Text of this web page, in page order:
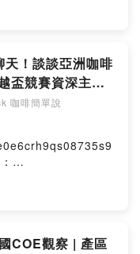
Hosting
！談談亞洲咖啡
盃競賽資深主審
咖啡簡單說
Hosting
COE觀察 | 產區